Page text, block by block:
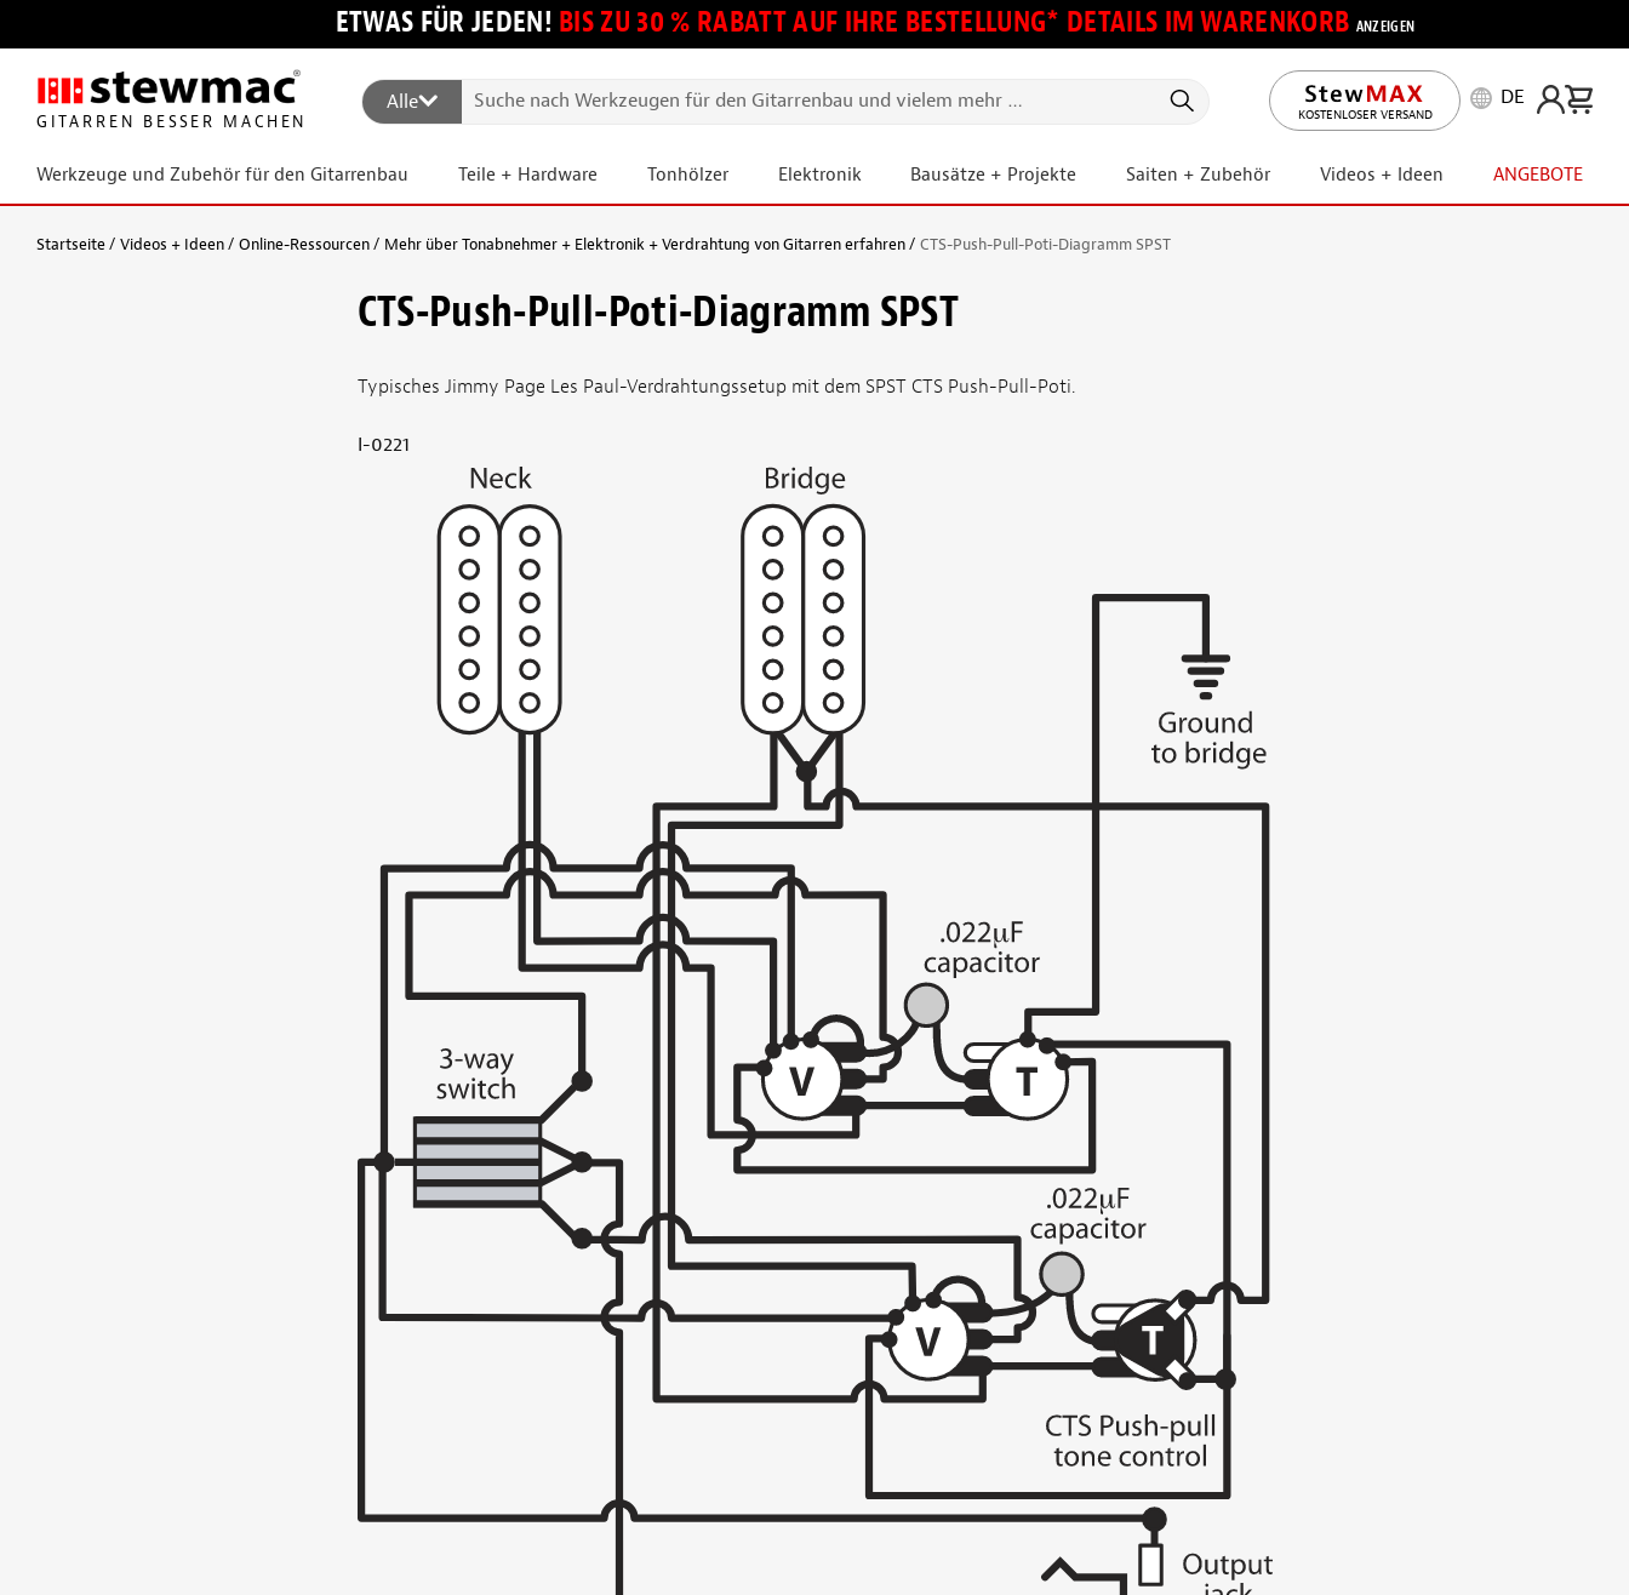
ETWAS FÜR JEDEN! BIS ZU 30 % RABATT AUF IHRE BESTELLUNG* DETAILS IM WARENKORB ANZEIGEN
GITARREN BESSER MACHEN
Alle
KOSTENLOSER VERSAND
DE
Werkzeuge und Zubehör für den Gitarrenbau Teile + Hardware Tonhölzer Elektronik Bausätze + Projekte Saiten + Zubehör Videos + Ideen ANGEBOTE
Startseite Videos + Ideen Online-Ressourcen Mehr über Tonabnehmer + Elektronik + Verdrahtung von Gitarren erfahren CTS-Push-Pull-Poti-Diagramm SPST
CTS-Push-Pull-Poti-Diagramm SPST
Typisches Jimmy Page Les Paul-Verdrahtungssetup mit dem SPST CTS Push-Pull-Poti.
I-0221